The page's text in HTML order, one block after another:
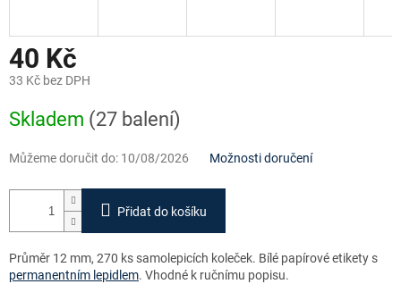
40 Kč
33 Kč bez DPH
cena:
Skladem (27 balení)
Můžeme doručit do: 10/08/2026 Možnosti doručení
Přidat do košíku
Průměr 12 mm, 270 ks samolepicích koleček. Bílé papírové etikety s
permanentním lepidlem. Vhodné k ručnímu popisu.